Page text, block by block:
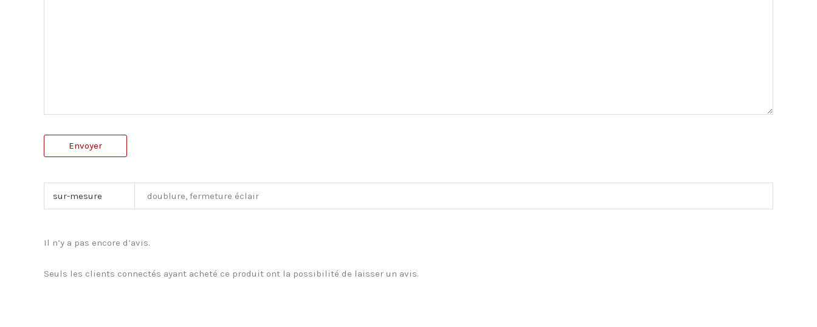
Envoyer
sur-mesure doublure, fermeture éclair
Il n’y a pas encore d’avis.
Seuls les clients connectés ayant acheté ce produit ont la possibilité de laisser un avis.